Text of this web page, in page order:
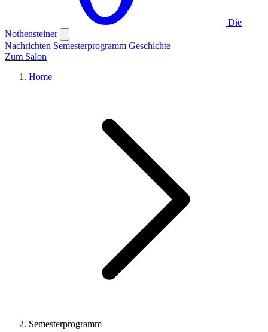
Die
Nothensteiner
Nachrichten Semesterprogramm Geschichte
Zum Salon
Home
Semesterprogramm